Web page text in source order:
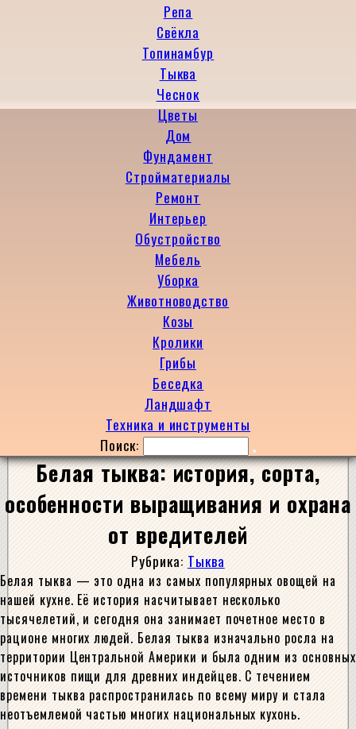
Репа
Свёкла
Топинамбур
Тыква
Чеснок
Цветы
Дом
Фундамент
Стройматериалы
Ремонт
Интерьер
Обустройство
Мебель
Уборка
Животноводство
Козы
Кролики
Грибы
Беседка
Ландшафт
Техника и инструменты
Поиск:
Белая тыква: история, сорта,
особенности выращивания и охрана
от вредителей
Рубрика: Тыква
Белая тыква — это одна из самых популярных овощей на
нашей кухне. Её история насчитывает несколько
тысячелетий, и сегодня она занимает почетное место в
рационе многих людей. Белая тыква изначально росла на
территории Центральной Америки и была одним из основных
источников пищи для древних индейцев. С течением
времени тыква распространилась по всему миру и стала
неотъемлемой частью многих национальных кухонь.